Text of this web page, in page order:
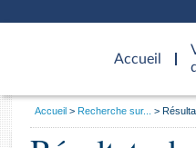
Accueil
d'accueil
Général
Vous
Accueil Recherche sur...